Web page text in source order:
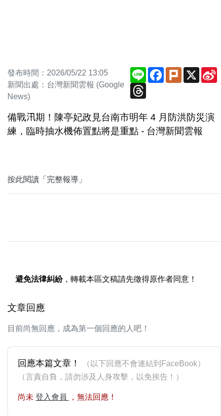
發布時間：2026/05/22 13:05
新聞出處：台灣新聞雲報 (Google
News)
Line Facebook
Plurk X
備戰汛期！陳亭妃政見台南市明年 4 月防洪防災演
練，臨時抽水機佈置點將是重點 - 台灣新聞雲報
按此閱讀「完整報導」
避免法律糾紛，轉載本區文稿請先徵得原作者同意！
文章回應
目前尚無回應，成為第一個回應的人吧！
回應本篇文章！
（以下回應不會連結到FaceBook）
（言責自負，請勿涉及人身攻擊，以免挨告！）
尚未 登入會員 ，無法回應！